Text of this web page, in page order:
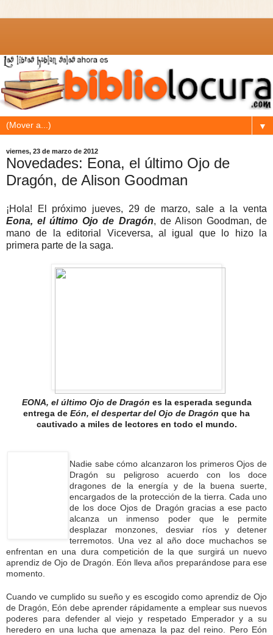
▼
viernes, 23 de marzo de 2012
Novedades: Eona, el último Ojo de
Dragón, de Alison Goodman
¡Hola! El próximo jueves, 29 de marzo, sale a la venta
Eona, el último Ojo de Dragón, de Alison Goodman, de
mano de la editorial Viceversa, al igual que lo hizo la
primera parte de la saga.
EONA, el último Ojo de Dragón es la esperada segunda
entrega de Eón, el despertar del Ojo de Dragón que ha
cautivado a miles de lectores en todo el mundo.
Nadie sabe cómo alcanzaron los primeros Ojos de
Dragón su peligroso acuerdo con los doce
dragones de la energía y de la buena suerte,
encargados de la protección de la tierra. Cada uno
de los doce Ojos de Dragón gracias a ese pacto
alcanza un inmenso poder que le permite
desplazar monzones, desviar ríos y detener
terremotos. Una vez al año doce muchachos se
enfrentan en una dura competición de la que surgirá un nuevo
aprendiz de Ojo de Dragón. Eón lleva años preparándose para ese
momento.
Cuando ve cumplido su sueño y es escogido como aprendiz de Ojo
de Dragón, Eón debe aprender rápidamente a emplear sus nuevos
poderes para defender al viejo y respetado Emperador y a su
heredero en una lucha que amenaza la paz del reino. Pero Eón